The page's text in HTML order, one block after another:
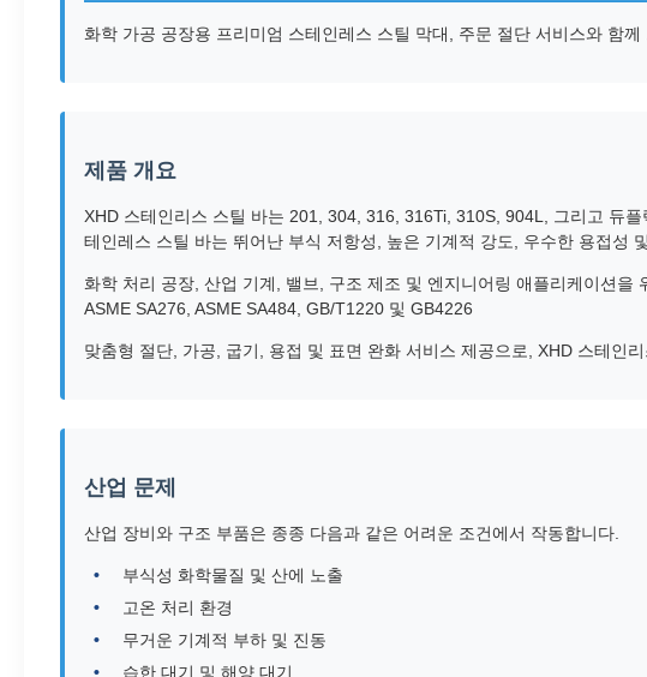
화학 가공 공장용 프리미엄 스테인레스 스틸 막대, 주문 절단 서비스와 함
제품 개요
XHD 스테인리스 스틸 바는 201, 304, 316, 316Ti, 310S, 904L, 그리고 듀
테인레스 스틸 바는 뛰어난 부식 저항성, 높은 기계적 강도, 우수한 용접성
화학 처리 공장, 산업 기계, 밸브, 구조 제조 및 엔지니어링 애플리케이션을
ASME SA276, ASME SA484, GB/T1220 및 GB4226
맞춤형 절단, 가공, 굽기, 용접 및 표면 완화 서비스 제공으로, XHD 스테인
산업 문제
산업 장비와 구조 부품은 종종 다음과 같은 어려운 조건에서 작동합니다.
부식성 화학물질 및 산에 노출
고온 처리 환경
무거운 기계적 부하 및 진동
습한 대기 및 해양 대기